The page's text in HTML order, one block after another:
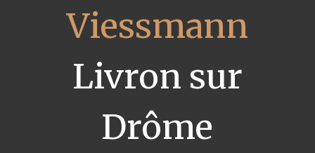
Viessmann
Livron sur
Drôme